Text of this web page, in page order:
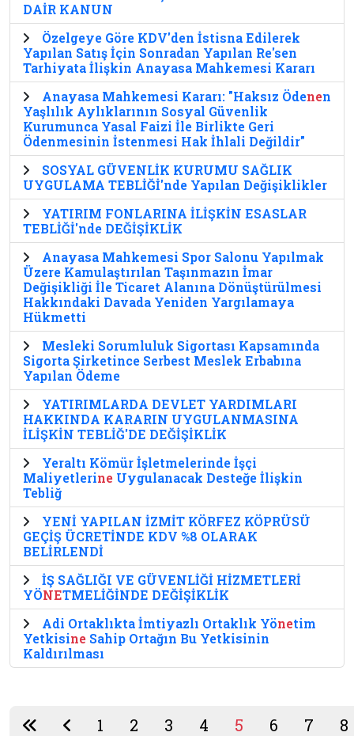
DAİR KANUN
Özelgeye Göre KDV'den İstisna Edilerek
Yapılan Satış İçin Sonradan Yapılan Re'sen
Tarhiyata İlişkin Anayasa Mahkemesi Kararı
Anayasa Mahkemesi Kararı: "Haksız Ödenen
Yaşlılık Aylıklarının Sosyal Güvenlik
Kurumunca Yasal Faizi İle Birlikte Geri
Ödenmesinin İstenmesi Hak İhlali Değildir"
SOSYAL GÜVENLİK KURUMU SAĞLIK
UYGULAMA TEBLİĞİ'nde Yapılan Değişiklikler
YATIRIM FONLARINA İLİŞKİN ESASLAR
TEBLİĞİ'nde DEĞİŞİKLİK
Anayasa Mahkemesi Spor Salonu Yapılmak
Üzere Kamulaştırılan Taşınmazın İmar
Değişikliği İle Ticaret Alanına Dönüştürülmesi
Hakkındaki Davada Yeniden Yargılamaya
Hükmetti
Mesleki Sorumluluk Sigortası Kapsamında
Sigorta Şirketince Serbest Meslek Erbabına
Yapılan Ödeme
YATIRIMLARDA DEVLET YARDIMLARI
HAKKINDA KARARIN UYGULANMASINA
İLİŞKİN TEBLİĞ'DE DEĞİŞİKLİK
Yeraltı Kömür İşletmelerinde İşçi
Maliyetlerine Uygulanacak Desteğe İlişkin
Tebliğ
YENİ YAPILAN İZMİT KÖRFEZ KÖPRÜSÜ
GEÇİŞ ÜCRETİNDE KDV %8 OLARAK
BELİRLENDİ
İŞ SAĞLIĞI VE GÜVENLİĞİ HİZMETLERİ
YÖNETMELİĞİNDE DEĞİŞİKLİK
Adi Ortaklıkta İmtiyazlı Ortaklık Yönetim
Yetkisine Sahip Ortağın Bu Yetkisinin
Kaldırılması
1 2 3 4 5 6 7 8